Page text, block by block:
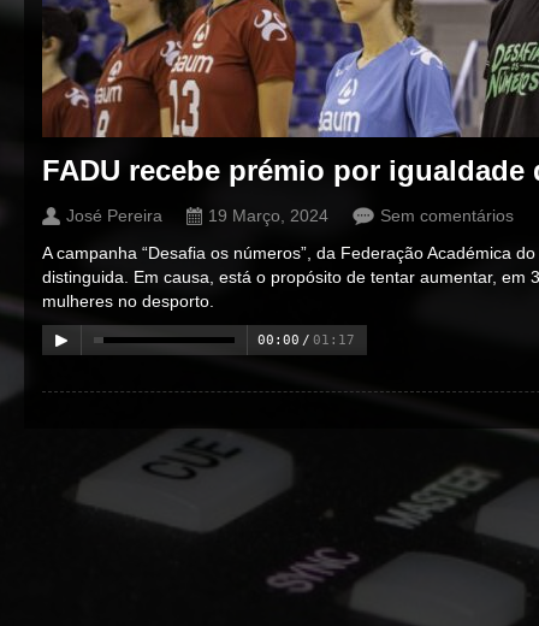
FADU recebe prémio por igualdade
José Pereira 19 Março, 2024
Sem comentários
A campanha “Desafia os números”, da Federação Académica
distinguida. Em causa, está o propósito de tentar aumentar, em
mulheres no desporto.
00:00 / 01:17
00:00 / 00:00